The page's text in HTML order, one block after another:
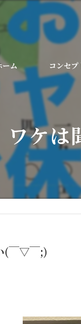
ーム コンセプ
ワケ
(￣▽￣;)